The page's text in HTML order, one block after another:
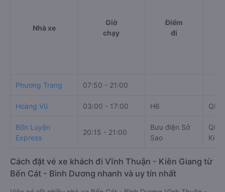
Nhà xe
Giờ
chạy
Điểm
đi
Phương Trang 07:50 - 21:00
Hoàng Vũ 03:00 - 17:00 H6
Bốn Luyện
Express
20:15 - 21:00
Bưu điện Sở
Sao
Kiên
Cách đặt vé xe khách đi Vĩnh Thuận - Kiên Giang từ
Bến Cát - Bình Dương nhanh và uy tín nhất